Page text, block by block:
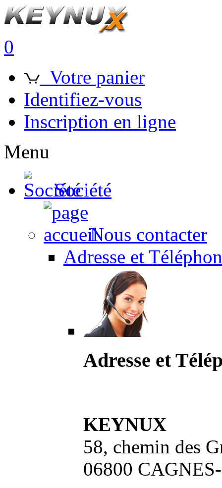
0
Votre panier
Identifiez-vous
Inscription en ligne
Menu
Société
Nous contacter
Adresse et
Adresse et
KEYNUX
58, chemin des
06800